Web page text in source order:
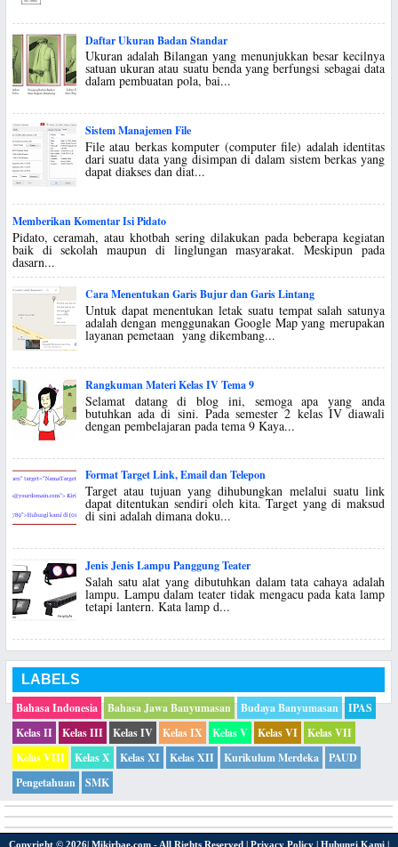
Daftar Ukuran Badan Standar
Ukuran adalah Bilangan yang menunjukkan besar kecilnya
satuan ukuran atau suatu benda yang berfungsi sebagai data
dalam pembuatan pola, bai...
Sistem Manajemen File
File atau berkas komputer (computer file) adalah identitas
dari suatu data yang disimpan di dalam sistem berkas yang
dapat diakses dan diat...
Memberikan Komentar Isi Pidato
Pidato, ceramah, atau khotbah sering dilakukan pada beberapa kegiatan
baik di sekolah maupun di linglungan masyarakat. Meskipun pada
dasarn...
Cara Menentukan Garis Bujur dan Garis Lintang
Untuk dapat menentukan letak suatu tempat salah satunya
adalah dengan menggunakan Google Map yang merupakan
layanan pemetaan yang dikembang...
Rangkuman Materi Kelas IV Tema 9
Selamat datang di blog ini, semoga apa yang anda
butuhkan ada di sini. Pada semester 2 kelas IV diawali
dengan pembelajaran pada tema 9 Kaya...
Format Target Link, Email dan Telepon
Target atau tujuan yang dihubungkan melalui suatu link
dapat ditentukan sendiri oleh kita. Target yang di maksud
di sini adalah dimana doku...
Jenis Jenis Lampu Panggung Teater
Salah satu alat yang dibutuhkan dalam tata cahaya adalah
lampu. Lampu dalam teater tidak mengacu pada kata lamp
tetapi lantern. Kata lamp d...
LABELS
Bahasa Indonesia
Bahasa Jawa Banyumasan Budaya Banyumasan
IPAS
Kelas II
Kelas III Kelas IV Kelas IX Kelas V Kelas VI
Kelas VII
Kelas VIII
Kelas X Kelas XI Kelas XII Kurikulum Merdeka
PAUD
Pengetahuan
SMK
Copyright © 2026| Mikirbae.com - All Rights Reserved | Privacy Policy | Hubungi Kami |